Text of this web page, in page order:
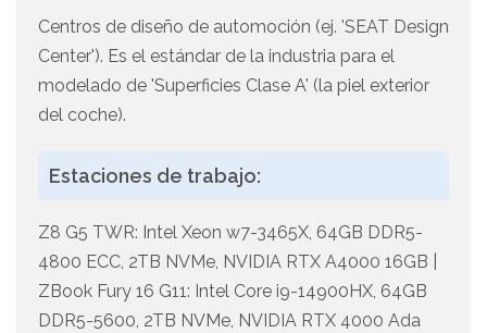
Centros de diseño de automoción (ej. 'SEAT Design
Center'). Es el estándar de la industria para el
modelado de 'Superficies Clase A' (la piel exterior
del coche).
Estaciones de trabajo:
Z8 G5 TWR: Intel Xeon w7-3465X, 64GB DDR5-
4800 ECC, 2TB NVMe, NVIDIA RTX A4000 16GB |
ZBook Fury 16 G11: Intel Core i9-14900HX, 64GB
DDR5-5600, 2TB NVMe, NVIDIA RTX 4000 Ada